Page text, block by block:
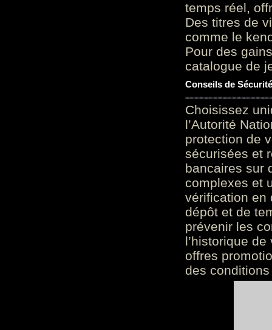
temps réel,
Des titres de
comme le
Pour des
catalogue de
Conseils de
Choisissez
l’Autorité
protection de
sécurisées et
bancaires sur
complexes et
vérification en
dépôt et de
prévenir les
l’historique
offres
des